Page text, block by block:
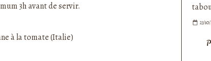
3h avant de servir.
23/